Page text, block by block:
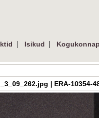
| Isikud |
| ERA-10354-